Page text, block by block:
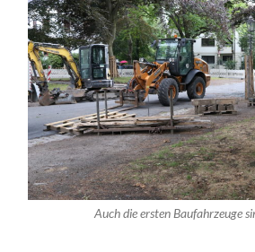
Auch die ersten Baufahrzeuge